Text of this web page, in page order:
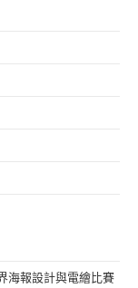
海報設計與電繪比賽